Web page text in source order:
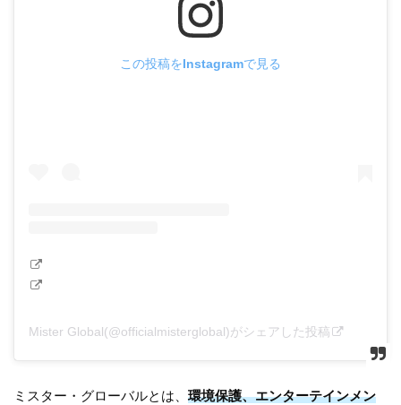
この投稿をInstagramで見る
Mister Global(@officialmisterglobal)がシェアした投稿
ミスター・グローバルとは、環境保護、エンターテインメン